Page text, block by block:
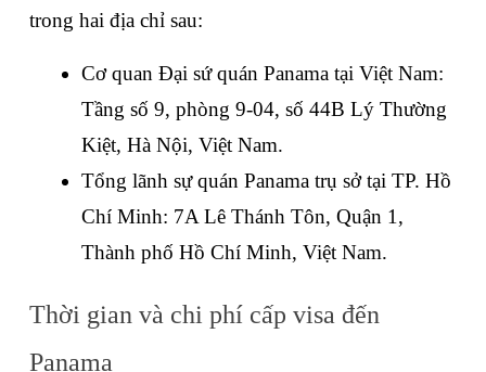
trong hai địa chỉ sau:
Cơ quan Đại sứ quán Panama tại Việt Nam:
Tầng số 9, phòng 9-04, số 44B Lý Thường
Kiệt, Hà Nội, Việt Nam.
Tổng lãnh sự quán Panama trụ sở tại TP. Hồ
Chí Minh: 7A Lê Thánh Tôn, Quận 1,
Thành phố Hồ Chí Minh, Việt Nam.
Thời gian và chi phí cấp visa đến
Panama